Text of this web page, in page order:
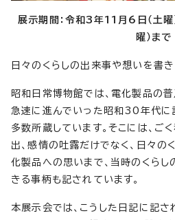
展示期間：令和3年11月6日（土
曜）まで
日々のくらしの出来事や想いを書き
昭和日常博物館では、電化製品の
急速に進んでいった昭和30年代に
多数所蔵しています。そこには、ご
出、感情の吐露だけでなく、日々の
化製品への思いまで、当時のくらし
きる事柄も記されています。
本展示会では、こうした日記に記さ